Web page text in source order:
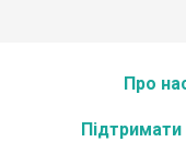
Про
Підтримати